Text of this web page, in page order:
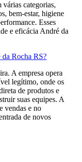
categorias,
bem-estar, higiene
Esses
e eficácia André da
Rocha RS?
A empresa opera
legítimo, onde os
de produtos e
suas equipes. A
vendas e no
de novos